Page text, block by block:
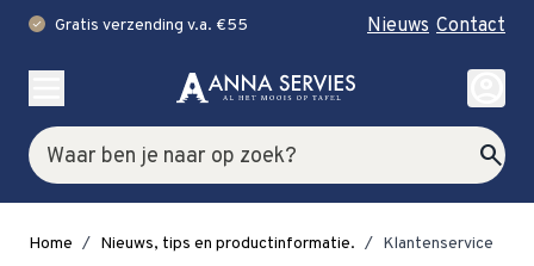
check Gratis verzending v.a. €55 Nieuws Contact
Zoek search
account_circle
Home / Nieuws, tips en productinformatie. / Klantenservice